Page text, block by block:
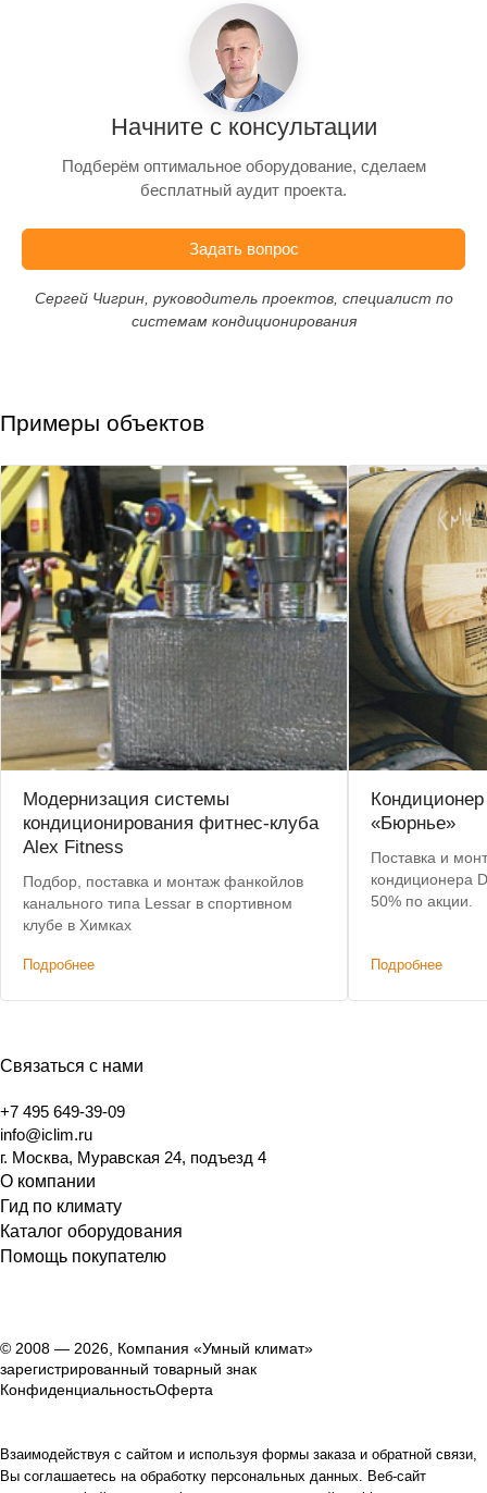
Начните с консультации
Подберём оптимальное оборудование, сделаем
бесплатный аудит проекта.
Задать вопрос
Сергей Чигрин, руководитель проектов, специалист по
системам кондиционирования
Примеры объектов
Модернизация системы
кондиционирования фитнес-клуба
Alex Fitness
Подбор, поставка и монтаж фанкойлов
канального типа Lessar в спортивном
клубе в Химках
Подробнее
«Бюрнье»
Поставка и
кондиционера
50% по акции.
Подробнее
Связаться с нами
+7 495 649-39-09
info@iclim.ru
г. Москва, Муравская 24, подъезд 4
О компании
Гид по климату
Каталог оборудования
Помощь покупателю
© 2008 — 2026, Компания «Умный климат»
зарегистрированный товарный знак
КонфиденциальностьОферта
Взаимодействуя с сайтом и используя формы заказа и обратной связи,
Вы соглашаетесь на обработку персональных данных. Веб-сайт